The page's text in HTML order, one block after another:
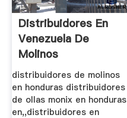
Distribuidores En
Venezuela De
Molinos
Centrifugas ...
distribuidores de molinos
en honduras distribuidores
de ollas monix en honduras
en,,distribuidores en